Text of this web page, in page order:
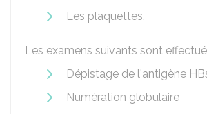
Les plaquettes.
Les examens suivants sont
Dépistage de l'antigène
Numération globulaire